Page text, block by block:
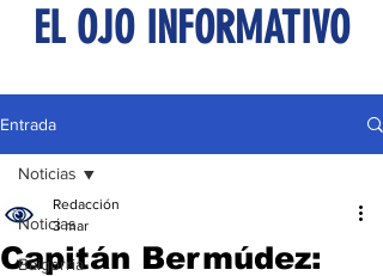
EL OJO INFORMATIVO
Entrada
Noticias
Baigorria
Noticias
Capitán Bermúdez:
Redacción
3 mar